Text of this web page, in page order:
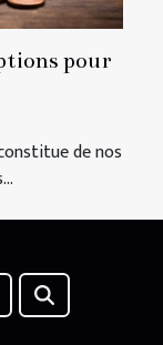
pour
de nos